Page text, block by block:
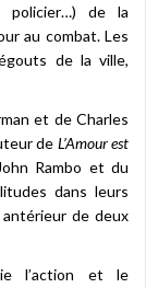
policier…) de la
au combat. Les
de la ville,
et de Charles
de L’Amour est
Rambo et du
dans leurs
de deux
l’action et le